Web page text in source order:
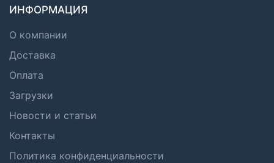
ИНФОРМАЦИЯ
О компании
Доставка
Оплата
Загрузки
Новости и статьи
Контакты
Политика конфиденциальности